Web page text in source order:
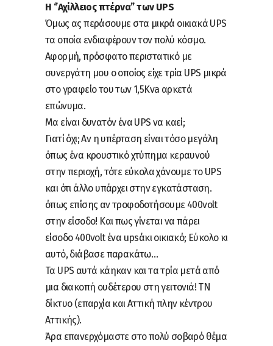
Η ‘’Αχίλλειος πτέρνα’’ των UPS
Όμως ας περάσουμε στα μικρά οικιακά UPS
τα οποία ενδιαφέρουν τον πολύ κόσμο.
Αφορμή, πρόσφατο περιστατικό με
συνεργάτη μου ο οποίος είχε τρία UPS μικρά
στο γραφείο του των 1,5Kva αρκετά
επώνυμα.
Μα είναι δυνατόν ένα UPS να καεί;
Γιατί όχι; Αν η υπέρταση είναι τόσο μεγάλη
όπως ένα κρουστικό χτύπημα κεραυνού
στην περιοχή, τότε εύκολα χάνουμε το UPS
και ότι άλλο υπάρχει στην εγκατάσταση.
όπως επίσης αν τροφοδοτήσουμε 400volt
στην είσοδο! Και πως γίνεται να πάρει
είσοδο 400volt ένα upsάκι οικιακό; Εύκολο κι
αυτό, διάβασε παρακάτω…
Τα UPS αυτά κάηκαν και τα τρία μετά από
μια διακοπή ουδέτερου στη γειτονιά! ΤΝ
δίκτυο (επαρχία και Αττική πλην κέντρου
Αττικής).
Άρα επανερχόμαστε στο πολύ σοβαρό θέμα